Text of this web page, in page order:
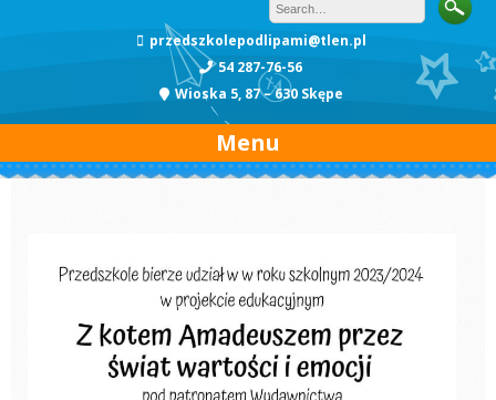
przedszkolepodlipami@tlen.pl
54 287-76-56
Wioska 5, 87 – 630 Skępe
Menu